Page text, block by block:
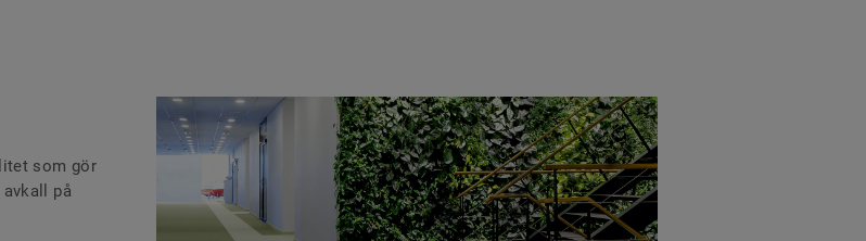
som gör
på